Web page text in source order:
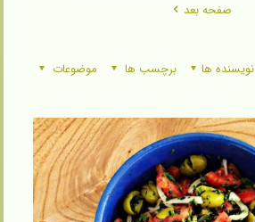
صفحه بعد
موضوعات برچسب ها نویسنده ها